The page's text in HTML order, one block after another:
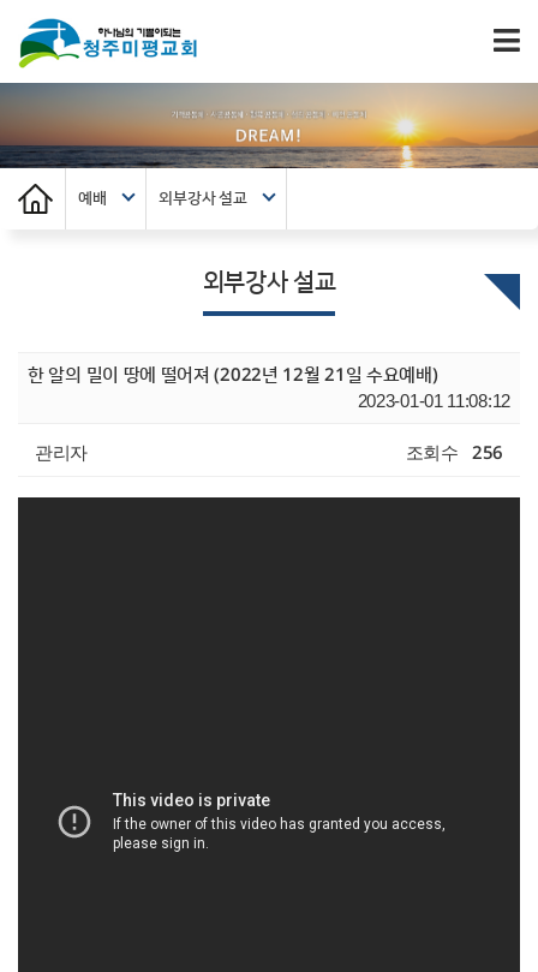
예배 외부강사 설교
외부강사 설교
한 알의 밀이 땅에 떨어져 (2022년 12월 21일 수요예배)
2023-01-01 11:08:12
관리자 조회수 256